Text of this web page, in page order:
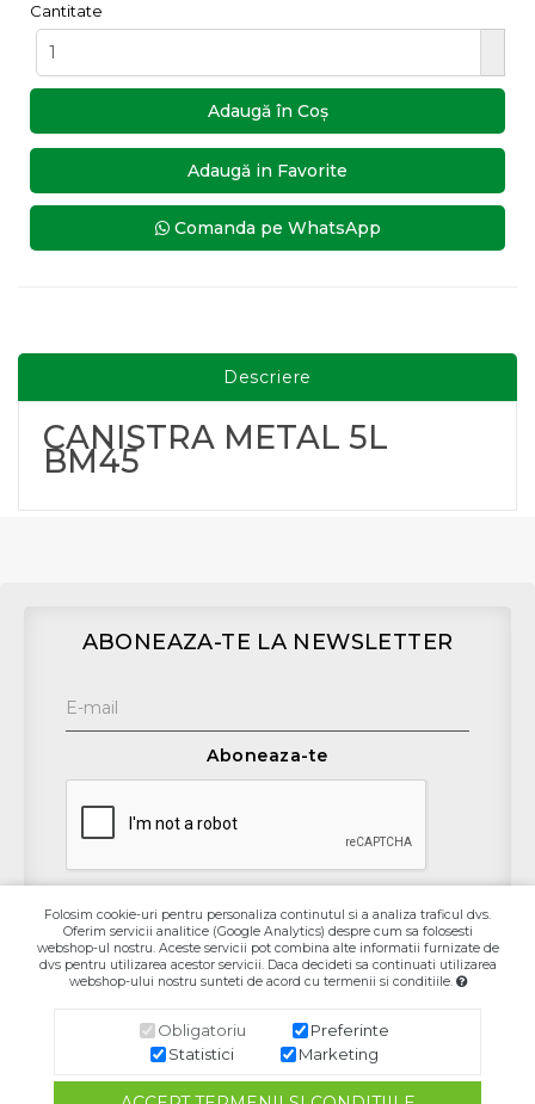
Cantitate
Adaugă în Coş
Adaugă in Favorite
Comanda pe WhatsApp
Descriere
CANISTRA METAL 5L
BM45
ABONEAZA-TE LA NEWSLETTER
Aboneaza-te
Contact
Contul Meu
Folosim cookie-uri pentru personaliza continutul si a analiza traficul dvs.
Oferim servicii analitice (Google Analytics) despre cum sa folosesti
webshop-ul nostru. Aceste servicii pot combina alte informatii furnizate de
dvs pentru utilizarea acestor servicii. Daca decideti sa continuati utilizarea
webshop-ului nostru sunteti de acord cu termenii si conditiile.
Obligatoriu
Preferinte
Statistici
Marketing